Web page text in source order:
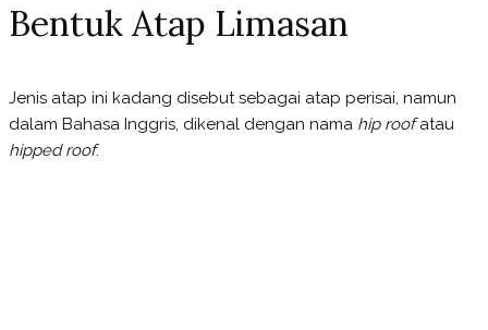
Bentuk Atap Limasan
Jenis atap ini kadang disebut sebagai atap perisai, namun
dalam Bahasa Inggris, dikenal dengan nama hip roofatau
hipped roof.